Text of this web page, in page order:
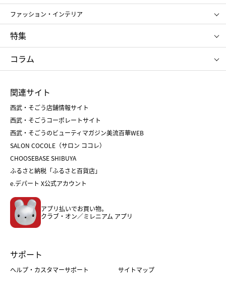
お中元
お歳暮
ポール&ジョー ボーテ
ジルスチュアート
NARS
RMK
クリニーク
SK-Ⅱ
アンリ・シャルパンティエ
ゴディバ
新宿高野
たねや
ねんりん家
ファッション・インテリア
ポロ ラルフ ローレン
タケオ キクチ
ママ＆キッズ
シュタイフ
特集
お中元
ひな人形
五月人形
父の日
クリスマスケーキ
ホワイトデー
コラム
菓子折り
和菓子
人気のギフト
バレンタイン
ホワイトデー
おせち
フード
ホーム・キッチン＆アート
関連サイト
西武・そごう店舗情報サイト
西武・そごうコーポレートサイト
西武・そごうのビューティマガジン美流百華WEB
SALON COCOLE（サロン ココレ）
CHOOSEBASE SHIBUYA
ふるさと納税「ふるさと百貨店」
e.デパート X公式アカウント
アプリ払いでお買い物。
クラブ・オン／ミレニアム アプリ
サポート
ヘルプ・カスタマーサポート サイトマップ